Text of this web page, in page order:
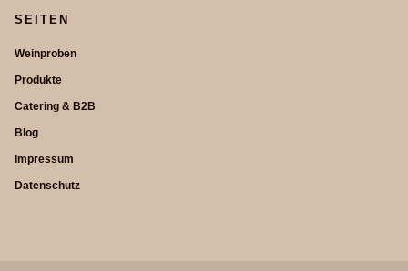
SEITEN
Weinproben
Produkte
Catering & B2B
Blog
Impressum
Datenschutz